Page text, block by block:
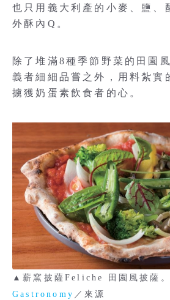
也只用義大利產的小麥、鹽、
外酥內Q。
除了堆滿8種季節野菜的田園
義者細細品嘗之外，用料紮實
擄獲奶蛋素飲食者的心。
▲薪窯披薩Feliche 田園風披薩
Gastronomy ／來源